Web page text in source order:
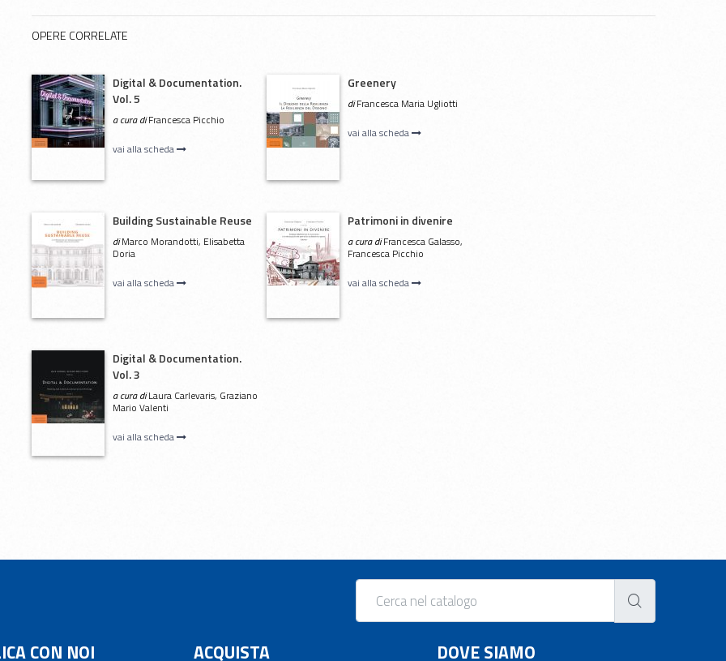
OPERE CORRELATE
Digital & Documentation.
Vol. 5
a cura diFrancesca Picchio
vai alla scheda
Greenery
diFrancesca Maria Ugliotti
vai alla scheda
Building Sustainable Reuse
diMarco Morandotti, Elisabetta
Doria
vai alla scheda
Patrimoni in divenire
a cura diFrancesca Galasso,
Francesca Picchio
vai alla scheda
Digital & Documentation.
Vol. 3
a cura diLaura Carlevaris, Graziano
Mario Valenti
vai alla scheda
CON NOI ACQUISTA DOVE SIAMO